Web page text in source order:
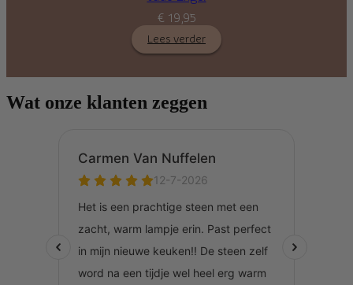
€ 19,95
Lees verder
Wat onze klanten zeggen